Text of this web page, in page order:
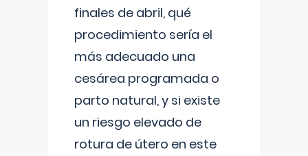
finales de abril, qué
procedimiento sería el
más adecuado una
cesárea programada o
parto natural, y si existe
un riesgo elevado de
rotura de útero en este